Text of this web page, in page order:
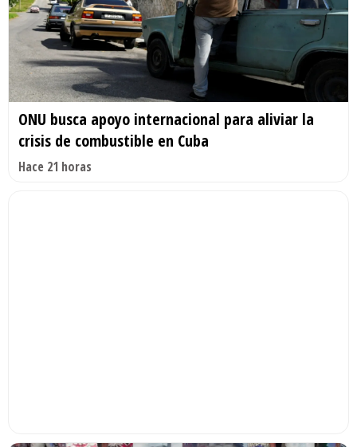
ONU busca apoyo internacional para aliviar la
crisis de combustible en Cuba
Hace 21 horas